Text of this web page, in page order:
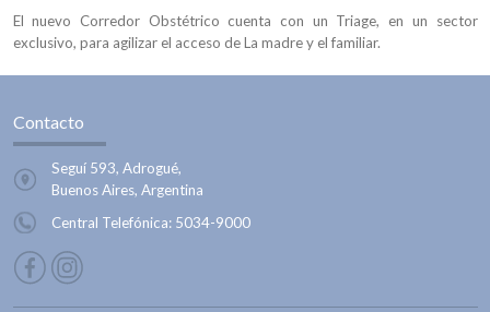
El nuevo Corredor Obstétrico cuenta con un Triage, en un sector
exclusivo, para agilizar el acceso de La madre y el familiar.
Contacto
Seguí 593, Adrogué,
Buenos Aires, Argentina
Central Telefónica: 5034-9000